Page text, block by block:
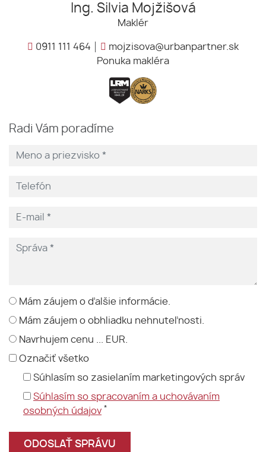
Ing. Silvia Mojžišová
Maklér
0911 111 464
mojzisova@urbanpartner.sk
Ponuka makléra
Radi Vám poradíme
Mám záujem o ďalšie informácie.
Mám záujem o obhliadku nehnuteľnosti.
Navrhujem cenu ... EUR.
Označiť všetko
Súhlasím so zasielaním marketingových správ
Súhlasím so spracovaním a uchovávaním
osobných údajov *